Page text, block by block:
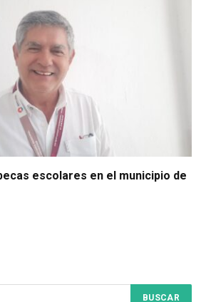
escolares en el municipio de